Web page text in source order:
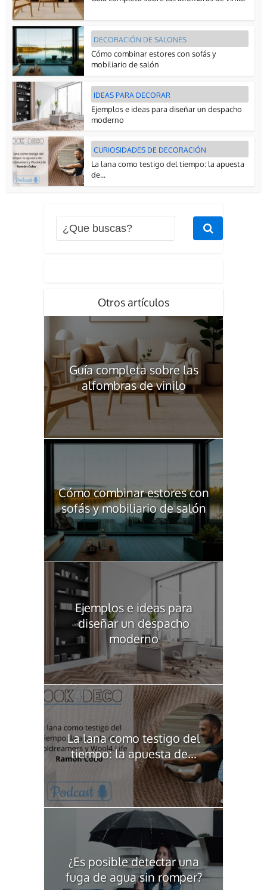
DECORACIÓN DE SALONES
Cómo combinar estores con sofás y
mobiliario de salón
IDEAS PARA DECORAR
Ejemplos e ideas para diseñar un despacho
moderno
CURIOSIDADES DE DECORACIÓN
La lana como testigo del tiempo: la apuesta
de...
Otros artículos
Guía completa sobre las
alfombras de vinilo
Cómo combinar estores con
sofás y mobiliario de salón
Ejemplos e ideas para
diseñar un despacho
moderno
La lana como testigo del
tiempo: la apuesta de...
¿Es posible detectar una
fuga de agua sin romper?